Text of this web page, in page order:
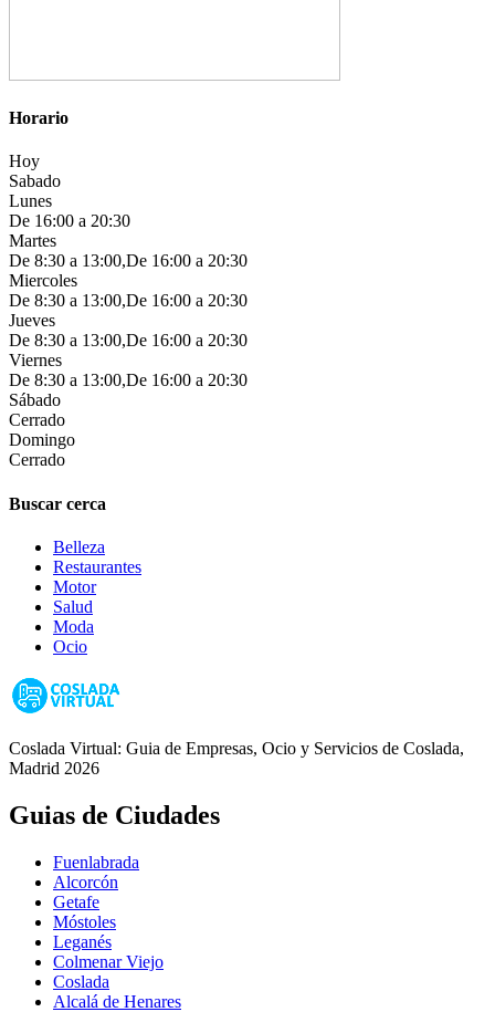
Horario
Hoy
Sabado
Lunes
De 16:00 a 20:30
Martes
De 8:30 a 13:00,De 16:00 a 20:30
Miercoles
De 8:30 a 13:00,De 16:00 a 20:30
Jueves
De 8:30 a 13:00,De 16:00 a 20:30
Viernes
De 8:30 a 13:00,De 16:00 a 20:30
Sábado
Cerrado
Domingo
Cerrado
Buscar cerca
Belleza
Restaurantes
Motor
Salud
Moda
Ocio
Coslada Virtual: Guia de Empresas, Ocio y Servicios de Coslada,
Madrid 2026
Guias de Ciudades
Fuenlabrada
Alcorcón
Getafe
Móstoles
Leganés
Colmenar Viejo
Coslada
Alcalá de Henares